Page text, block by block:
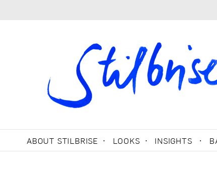
ABOUT STILBRISE LOOKS INSIGHTS